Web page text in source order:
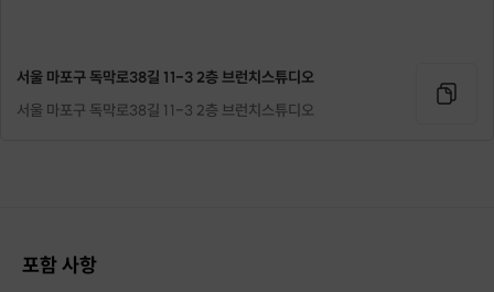
서울 마포구 독막로38길 11-3 2층 브런치스튜디오
서울 마포구 독막로38길 11-3 2층 브런치스튜디오
포함 사항